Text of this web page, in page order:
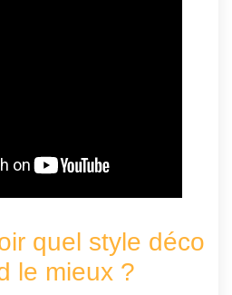
quel style déco
le mieux ?